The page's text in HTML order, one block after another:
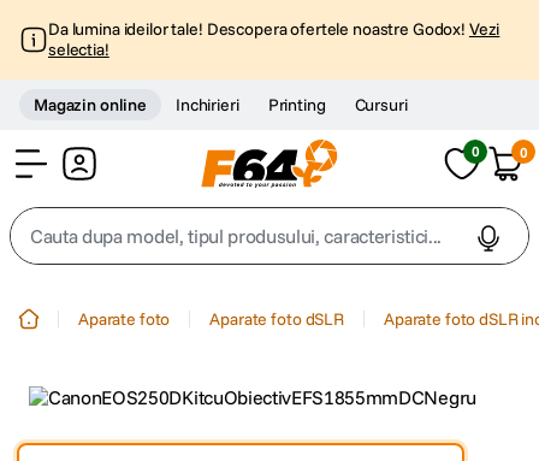
Da lumina ideilor tale! Descopera ofertele noastre Godox! Vezi
selectia!
Magazin online Inchirieri Printing Cursuri
0 0
Cauta dupa model, tipul produsului, caracteristici...
Aparate foto Aparate foto dSLR Aparate foto dSLR